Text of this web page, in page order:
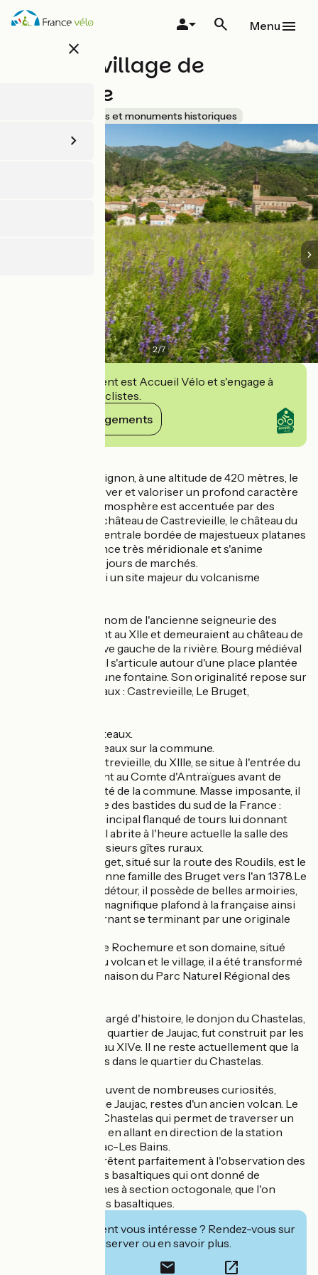
Aller
au
close
Menu
Jaujac : village de
caractère
Sites et monuments historiques
2/7
Cet établissement est Accueil Vélo et s'engage à
accueillir des cyclistes.
Voir ses engagements
Situé au bord du Lignon, à une altitude de 420 mètres, le
village a su conserver et valoriser un profond caractère
médiéval. Cette atmosphère est accentuée par des
ruelles pavées, le château de Castrevieille, le château du
Bruget. La place centrale bordée de majestueux platanes
distille une ambiance très méridionale et s'anime
régulièrement les jours de marchés.
Ce village est aussi un site majeur du volcanisme
Le village tire son nom de l'ancienne seigneurie des
Jaujac, qui vécurent au XIIe et demeuraient au château de
Chastelas sur la rive gauche de la rivière. Bourg médiéval
en forme d'étoile, il s'articule autour d'une place plantée
d'arbres, ornée d'une fontaine. Son originalité repose sur
sa triade de châteaux : Castrevieille, Le Bruget,
Une triade de châteaux.
Il existe trois châteaux sur la commune.
Le château de Castrevieille, du XIIIe, se situe à l'entrée du
village et appartient au Comte d'Antraïgues avant de
devenir la propriété de la commune. Masse imposante, il
est caractéristique des bastides du sud de la France :
grand bâtiment principal flanqué de tours lui donnant
l'aspect d'un fort. Il abrite à l'heure actuelle la salle des
fêtes, ainsi que plusieurs gîtes ruraux.
Le château du Bruget, situé sur la route des Roudils, est le
berceau de l'ancienne famille des Bruget vers l'an 1378.Le
château mérite le détour, il possède de belles armoiries,
une salle avec un magnifique plafond à la française ainsi
qu'un escalier tournant se terminant par une originale
Enfin le château de Rochemure et son domaine, situé
entre la bouche du volcan et le village, il a été transformé
afin de devenir la maison du Parc Naturel Régional des
Lieu historique chargé d'histoire, le donjon du Chastelas,
situé dans le vieux quartier de Jaujac, fut construit par les
De Jaujac, et rasé au XIVe. Il ne reste actuellement que la
base d'un des murs dans le quartier du Chastelas.
À proximité se trouvent de nombreuses curiosités,
comme la coupe de Jaujac, restes d'un ancien volcan. Le
pont "romain" du Chastelas qui permet de traverser un
affluent du Lignon en allant en direction de la station
thermale de Neyrac-Les Bains.
Les environs se prêtent parfaitement à l'observation des
anciennes coulées basaltiques qui ont donné de
magnifiques prismes à section octogonale, que l'on
nomme des orgues basaltiques.
Cet établissement vous intéresse ? Rendez-vous sur
leur site pour réserver ou en savoir plus.